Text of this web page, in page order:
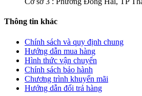
Thông tin khác
Chính sách và quy định chung
Hướng dẫn mua hàng
Hình thức vận chuyển
Chính sách bảo hành
Chương trình khuyến mãi
Hướng dẫn đổi trả hàng